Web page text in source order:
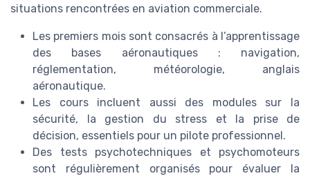
situations rencontrées en aviation commerciale.
Les premiers mois sont consacrés à l’apprentissage
des bases aéronautiques : navigation,
réglementation, météorologie, anglais
aéronautique.
Les cours incluent aussi des modules sur la
sécurité, la gestion du stress et la prise de
décision, essentiels pour un pilote professionnel.
Des tests psychotechniques et psychomoteurs
sont régulièrement organisés pour évaluer la